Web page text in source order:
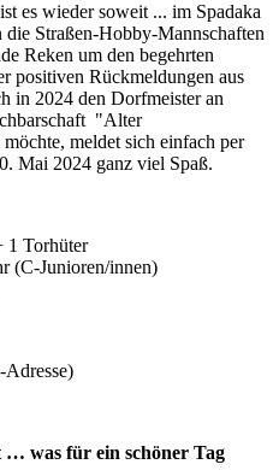
es wieder soweit ... im Spadaka
Straßen-Hobby-Mannschaften
Reken um den begehrten
positiven Rückmeldungen aus
in 2024 den Dorfmeister an
"Alter
meldet sich einfach per
Mai 2024 ganz viel Spaß.
1 Torhüter
(C-Junioren/innen)
… was für ein schöner Tag